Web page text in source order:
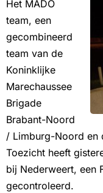
Het MADO
team, een
gecombineerd
team van de
Koninklijke
Marechaussee
Brigade
Brabant-Noord
/ Limburg-Noord en
Toezicht heeft
bij Nederweert, een
gecontroleerd.